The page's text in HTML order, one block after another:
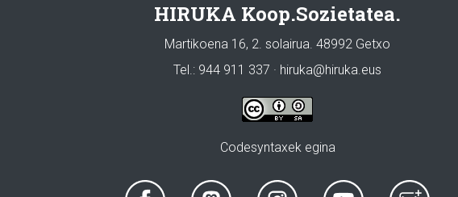
HIRUKA Koop.Sozietatea.
Martikoena 16, 2. solairua. 48992 Getxo
Tel.: 944 911 337 · hiruka@hiruka.eus
Codesyntaxek egina